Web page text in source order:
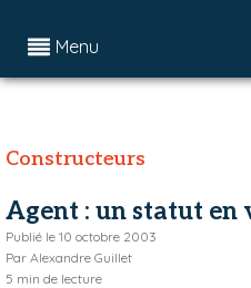
Menu
Constructeurs
Agent : un statut
Publié le 10 octobre 2003
Par Alexandre Guillet
5 min de lecture